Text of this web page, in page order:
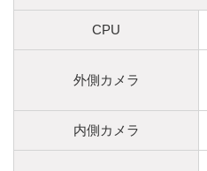
CPU
外側カメラ
内側カメラ